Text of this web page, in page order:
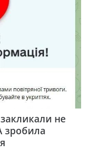
не
зробила